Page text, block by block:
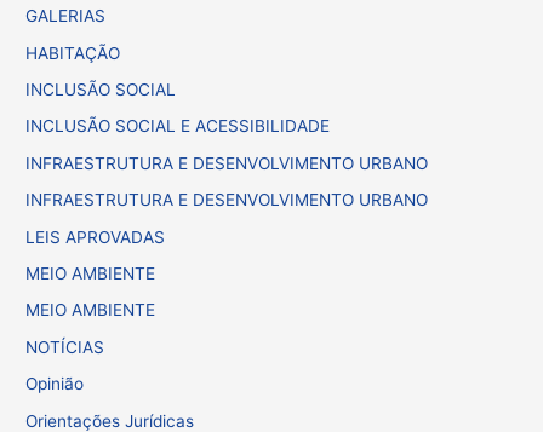
GALERIAS
HABITAÇÃO
INCLUSÃO SOCIAL
INCLUSÃO SOCIAL E ACESSIBILIDADE
INFRAESTRUTURA E DESENVOLVIMENTO URBANO
INFRAESTRUTURA E DESENVOLVIMENTO URBANO
LEIS APROVADAS
MEIO AMBIENTE
MEIO AMBIENTE
NOTÍCIAS
Opinião
Orientações Jurídicas